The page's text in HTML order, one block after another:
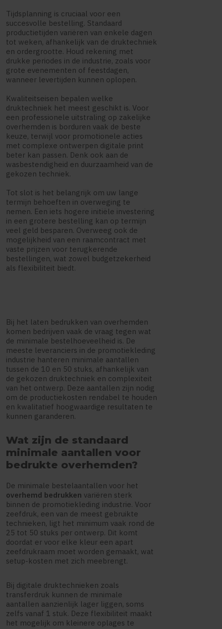
Tijdsplanning is cruciaal voor een
succesvolle bestelling. Standaard
productietijden variëren van enkele dagen
tot weken, afhankelijk van de druktechniek
en ordergrootte. Houd rekening met
drukke periodes in de industrie, zoals voor
grote evenementen of feestdagen,
wanneer levertijden kunnen oplopen.
Kwaliteitseisen bepalen welke
druktechniek het meest geschikt is. Voor
een professionele uitstraling op zakelijke
overhemden is borduren vaak de beste
keuze, terwijl voor promotionele acties
met complexe ontwerpen digitale print
beter kan passen. Denk ook aan de
wasbestendigheid en duurzaamheid van de
gekozen techniek.
Tot slot is het belangrijk om uw lange
termijn behoeften in overweging te
nemen. Een iets hogere initiële investering
in een grotere bestelling kan op termijn
veel geld besparen. Overweeg ook de
mogelijkheid van een raamcontract met
vaste prijzen voor terugkerende
bestellingen, wat zowel budgetzekerheid
als flexibiliteit biedt.
Bij het laten bedrukken van overhemden
komen bedrijven vaak de vraag tegen wat
de minimale bestelhoeveelheid is. De
meeste leveranciers in de promotiekleding
industrie hanteren minimale aantallen
tussen de 10 en 50 stuks, afhankelijk van
de gekozen druktechniek en complexiteit
van het ontwerp. Deze aantallen zijn nodig
om de productiekosten rendabel te houden
en kwalitatief hoogwaardige resultaten te
kunnen garanderen.
Wat zijn de standaard
minimale aantallen voor
bedrukte overhemden?
De minimale bestelaantallen voor het
overhemd bedrukken variëren sterk
binnen de promotiekleding industrie. Voor
zeefdruk, een van de meest gebruikte
technieken, ligt het minimum vaak rond de
25 tot 50 stuks per ontwerp. Dit komt
doordat er voor elke kleur een apart
zeefdrukraam moet worden gemaakt, wat
setup-kosten met zich meebrengt.
Bij digitale druktechnieken zoals
transferdruk kunnen de minimale
aantallen aanzienlijk lager liggen, soms
zelfs vanaf 1 stuk. Deze flexibiliteit maakt
het mogelijk om kleinere oplages te